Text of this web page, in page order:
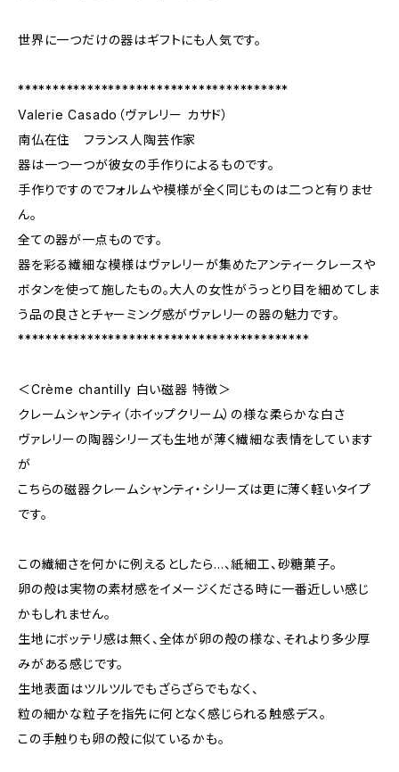
世界に一つだけの器はギフトにも人気です。
***************************************
Valerie Casado（ヴァレリー カサド）
南仏在住 フランス人陶芸作家
器は一つ一つが彼女の手作りによるものです。
手作りですのでフォルムや模様が全く同じものは二つと有りませ
ん。
全ての器が一点ものです。
器を彩る繊細な模様はヴァレリーが集めたアンティークレースや
ボタンを使って施したもの。大人の女性がうっとり目を細めてしま
う品の良さとチャーミング感がヴァレリーの器の魅力です。
******************************************
＜Crème chantilly 白い磁器 特徴＞
クレームシャンティ（ホイップクリーム）の様な柔らかな白さ
ヴァレリーの陶器シリーズも生地が薄く繊細な表情をしています
が
こちらの磁器クレームシャンティ・シリーズは更に薄く軽いタイプ
です。
この繊細さを何かに例えるとしたら…、紙細工、砂糖菓子。
卵の殻は実物の素材感をイメージくださる時に一番近しい感じ
かもしれません。
生地にボッテリ感は無く、全体が卵の殻の様な、それより多少厚
みがある感じです。
生地表面はツルツルでもざらざらでもなく、
粒の細かな粒子を指先に何となく感じられる触感デス。
この手触りも卵の殻に似ているかも。